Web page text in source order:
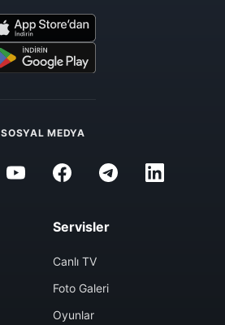
SOSYAL MEDYA
Servisler
Canlı TV
Foto Galeri
Oyunlar